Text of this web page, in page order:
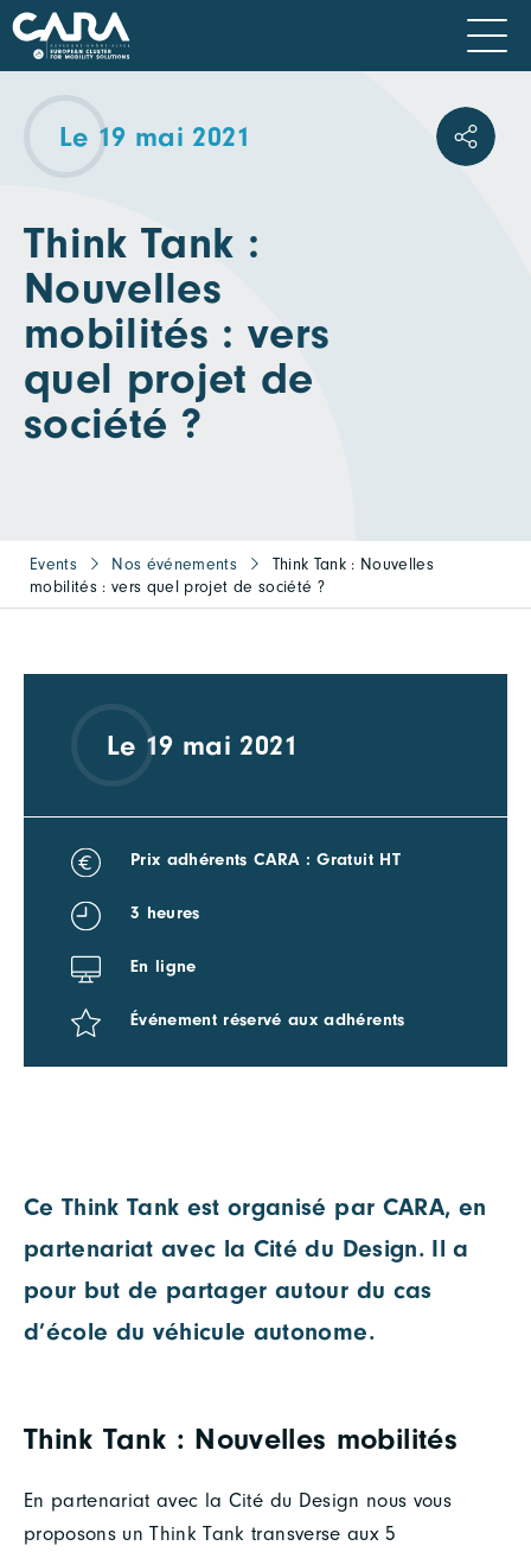
Le 19 mai 2021
Think Tank :
Nouvelles
mobilités : vers
quel projet de
société ?
Events Nos événements
Think Tank : Nouvelles
mobilités : vers quel projet de société ?
Ce Think Tank est organisé par CARA, en
partenariat avec la Cité du Design. Il a
pour but de partager autour du cas
d’école du véhicule autonome.
Think Tank : Nouvelles mobilités
En partenariat avec la Cité du Design nous vous
proposons un Think Tank transverse aux 5
Le 19 mai 2021
Prix adhérents CARA : Gratuit HT
3 heures
En ligne
Événement réservé aux adhérents